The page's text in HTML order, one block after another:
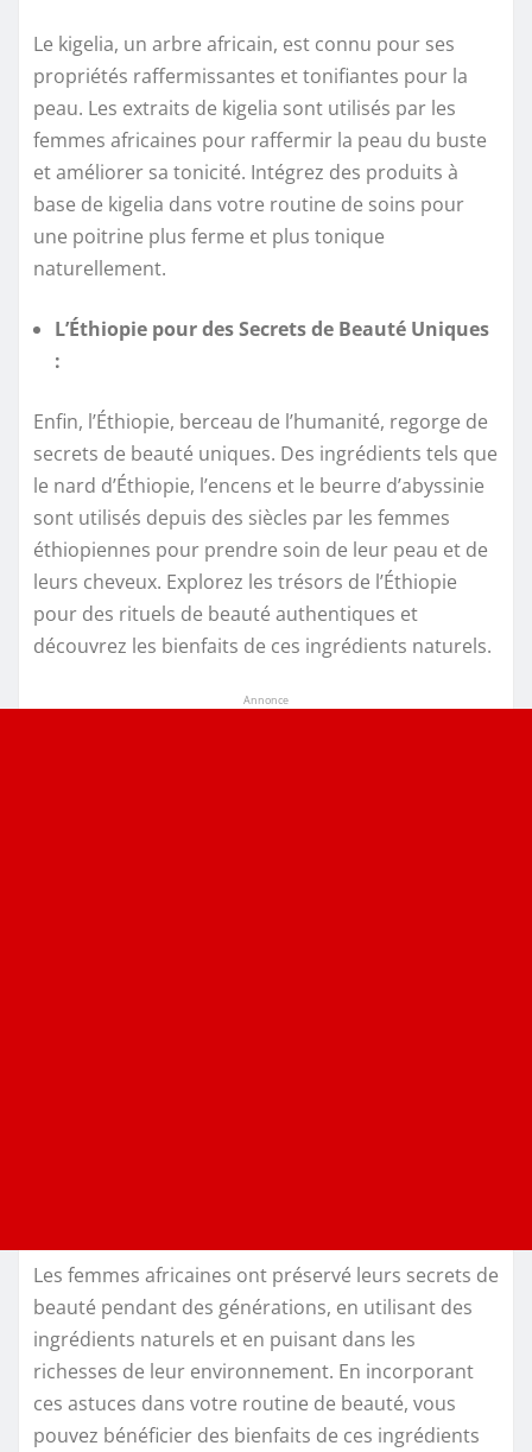
Le kigelia, un arbre africain, est connu pour ses
propriétés raffermissantes et tonifiantes pour la
peau. Les extraits de kigelia sont utilisés par les
femmes africaines pour raffermir la peau du buste
et améliorer sa tonicité. Intégrez des produits à
base de kigelia dans votre routine de soins pour
une poitrine plus ferme et plus tonique
naturellement.
L’Éthiopie pour des Secrets de Beauté Uniques
:
Enfin, l’Éthiopie, berceau de l’humanité, regorge de
secrets de beauté uniques. Des ingrédients tels que
le nard d’Éthiopie, l’encens et le beurre d’abyssinie
sont utilisés depuis des siècles par les femmes
éthiopiennes pour prendre soin de leur peau et de
leurs cheveux. Explorez les trésors de l’Éthiopie
pour des rituels de beauté authentiques et
découvrez les bienfaits de ces ingrédients naturels.
Annonce
Les femmes africaines ont préservé leurs secrets de
beauté pendant des générations, en utilisant des
ingrédients naturels et en puisant dans les
richesses de leur environnement. En incorporant
ces astuces dans votre routine de beauté, vous
pouvez bénéficier des bienfaits de ces ingrédients